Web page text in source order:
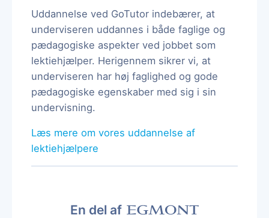
Uddannelse ved GoTutor indebærer, at
underviseren uddannes i både faglige og
pædagogiske aspekter ved jobbet som
lektiehjælper. Herigennem sikrer vi, at
underviseren har høj faglighed og gode
pædagogiske egenskaber med sig i sin
undervisning.
Læs mere om vores uddannelse af
lektiehjælpere
En del af